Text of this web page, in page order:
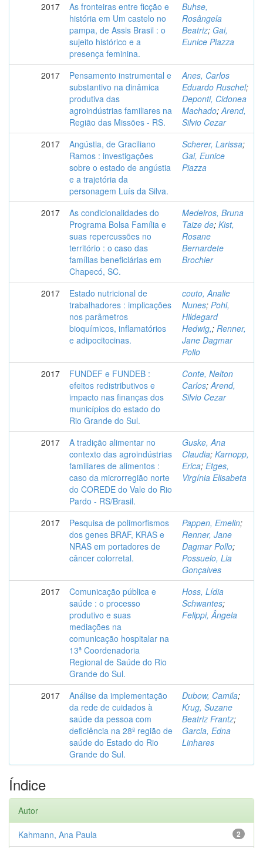
2017
As fronteiras entre ficção e
história em Um castelo no
pampa, de Assis Brasil : o
sujeito histórico e a
presença feminina.
Buhse,
Rosângela
Beatriz; Gai,
Eunice Piazza
2017
Pensamento instrumental e
substantivo na dinâmica
produtiva das
agroindústrias familiares na
Região das Missões - RS.
Anes, Carlos
Eduardo Ruschel;
Deponti, Cidonea
Machado;Arend,
Silvio Cezar
2017
Angústia, de Graciliano
Ramos : investigações
sobre o estado de angústia
e a trajetória da
personagem Luís da Silva.
Scherer, Larissa;
Gai, Eunice
Piazza
2017
As condicionalidades do
Programa Bolsa Família e
suas repercussões no
território : o caso das
famílias beneficiárias em
Chapecó, SC.
Medeiros, Bruna
Taize de; Kist,
Rosane
Bernardete
Brochier
2017
Estado nutricional de
trabalhadores : implicações
nos parâmetros
bioquímicos, inflamatórios
e adipocitocinas.
couto, Analie
Nunes; Pohl,
Hildegard
Hedwig,; Renner,
Jane Dagmar
Pollo
2017
FUNDEF e FUNDEB :
efeitos redistributivos e
impacto nas finanças dos
municípios do estado do
Rio Grande do Sul.
Conte, Nelton
Carlos;Arend,
Silvio Cezar
2017
A tradição alimentar no
contexto das agroindústrias
familiares de alimentos :
caso da microrregião norte
do COREDE do Vale do Rio
Pardo - RS/Brasil.
Guske, Ana
Claudia; Karnopp,
Erica; Etges,
Virgínia Elisabeta
2017
Pesquisa de polimorfismos
dos genes BRAF, KRAS e
NRAS em portadores de
câncer colorretal.
Pappen, Emelin;
Renner, Jane
Dagmar Pollo;
Possuelo, Lia
Gonçalves
2017
Comunicação pública e
saúde : o processo
produtivo e suas
mediações na
comunicação hospitalar na
13ª Coordenadoria
Regional de Saúde do Rio
Grande do Sul.
Hoss, Lídia
Schwantes;
Felippi, Ângela
2017
Análise da implementação
da rede de cuidados à
saúde da pessoa com
deficiência na 28ª região de
saúde do Estado do Rio
Grande do Sul.
Dubow, Camila;
Krug, Suzane
Beatriz Frantz;
Garcia, Edna
Linhares
Índice
Autor
2
Kahmann, Ana Paula